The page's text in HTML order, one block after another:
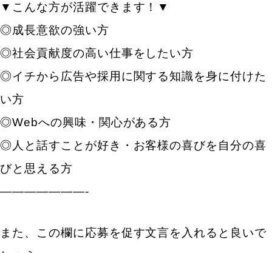
▼こんな方が活躍できます！▼
◎成長意欲の強い方
◎社会貢献度の高い仕事をしたい方
◎イチから広告や採用に関する知識を身に付けた
い方
◎Webへの興味・関心がある方
◎人と話すことが好き・お客様の喜びを自分の喜
びと思える方
———————-
また、この欄に応募を促す文言を入れると良いで